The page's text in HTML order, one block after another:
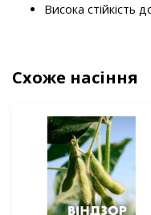
Висока стійкість
Схоже насіння